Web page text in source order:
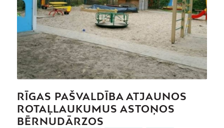
RĪGAS PAŠVALDĪBA ATJAUNOS
ROTAĻLAUKUMUS ASTOŅOS
BĒRNUDĀRZOS